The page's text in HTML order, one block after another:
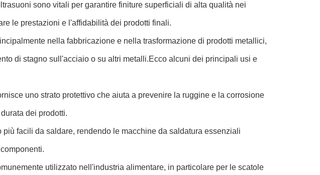
sono vitali per garantire finiture superficiali di alta qualità nei
le prestazioni e l'affidabilità dei prodotti finali.
nella fabbricazione e nella trasformazione di prodotti metallici,
di stagno sull'acciaio o su altri metalli.Ecco alcuni dei principali usi e
uno strato protettivo che aiuta a prevenire la ruggine e la corrosione
dei prodotti.
facili da saldare, rendendo le macchine da saldatura essenziali
utilizzato nell'industria alimentare, in particolare per le scatole